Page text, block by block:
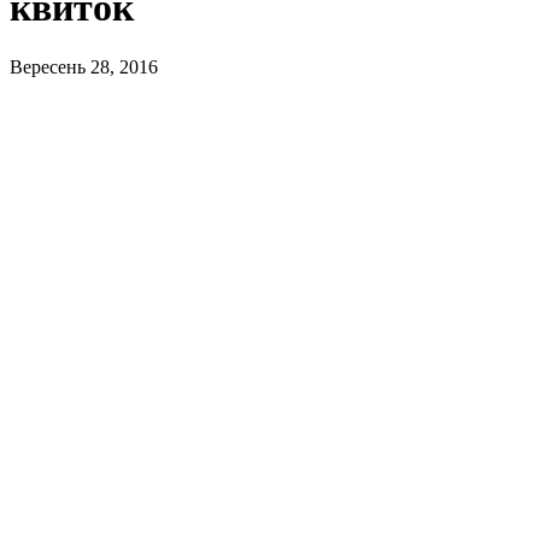
Вересень 28, 2016